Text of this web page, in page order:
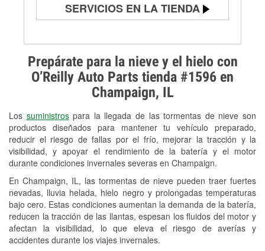
Prepárate para la nieve y el hielo con
O’Reilly Auto Parts tienda #1596 en
Champaign, IL
Los suministrospara la llegada de las tormentas de nieve son
productos diseñados para mantener tu vehículo preparado,
reducir el riesgo de fallas por el frío, mejorar la tracción y la
visibilidad, y apoyar el rendimiento de la batería y el motor
durante condiciones invernales severas en Champaign.
En Champaign, IL, las tormentas de nieve pueden traer fuertes
nevadas, lluvia helada, hielo negro y prolongadas temperaturas
bajo cero. Estas condiciones aumentan la demanda de la batería,
reducen la tracción de las llantas, espesan los fluidos del motor y
afectan la visibilidad, lo que eleva el riesgo de averías y
accidentes durante los viajes invernales.
SERVICIOS EN LA TIENDA
Prueba de alternadores y
arrancadores
Revisión de la luz "Check Engine"
Reciclaje de baterías y aceite
Instalación de bombillas de faros
Instalación de limpiaparabrisas
Programa de Préstamo de
Herramientas
Rectificación de tambores y discos de
freno